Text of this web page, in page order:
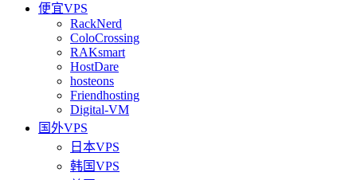
便宜VPS
RackNerd
ColoCrossing
RAKsmart
HostDare
hosteons
Friendhosting
Digital-VM
国外VPS
日本VPS
韩国VPS